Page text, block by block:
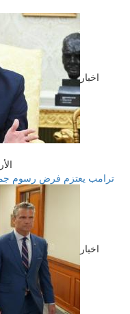
اخبار
الأربعاء 22
ترامب يعتزم فرض رسوم
اخبار